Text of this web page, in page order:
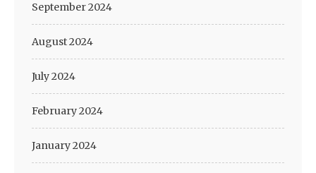
September 2024
August 2024
July 2024
February 2024
January 2024